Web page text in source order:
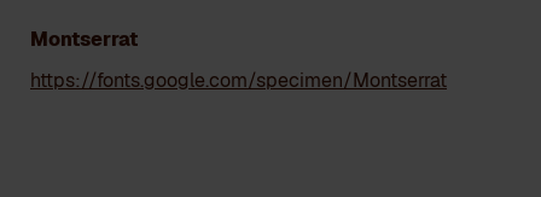
Montserrat
https://fonts.google.com/specimen/Montserrat